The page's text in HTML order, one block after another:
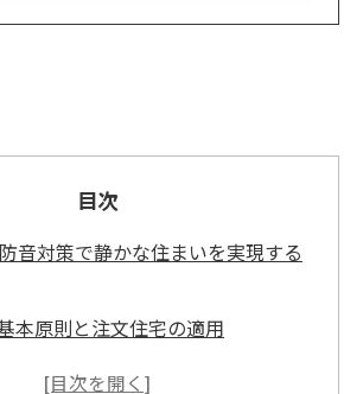
目次
音対策で静かな住まいを実現する
本原則と注文住宅の適用
を理解することが鍵